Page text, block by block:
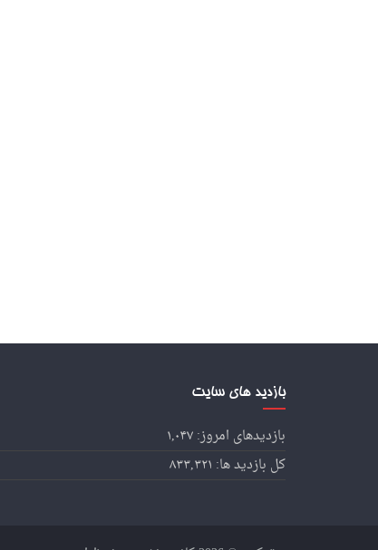
بازدید های سایت
بازدیدهای امروز:۱,۰۴۷
کل بازدید ها: ۸۳۳,۳۲۱